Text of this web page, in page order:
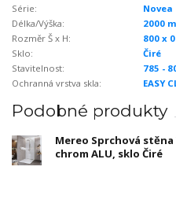
Série:
Novea
Délka/Výška:
2000
Rozměr Š x H:
800 x
Sklo:
Čiré
Stavitelnost:
785 -
Ochranná vrstva skla:
EASY
Podobné produkty
Mereo Sprchová stěna
chrom ALU, sklo Čiré